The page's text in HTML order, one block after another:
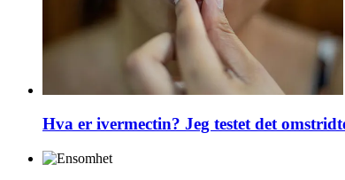
Hva er ivermectin? Jeg testet det